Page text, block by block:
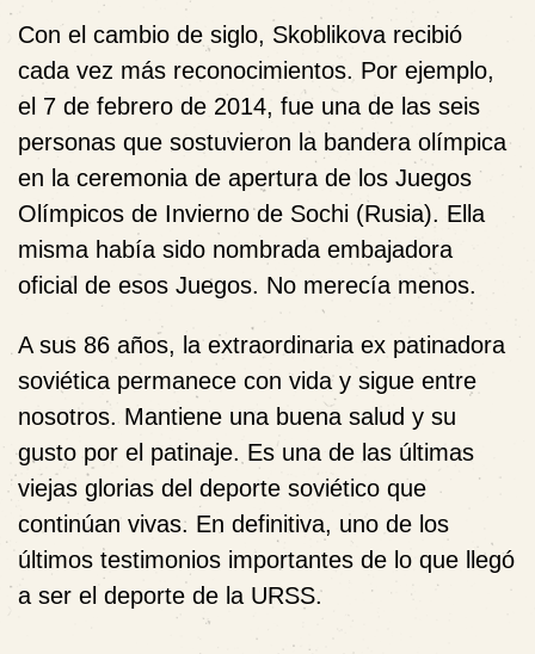
Con el cambio de siglo, Skoblikova recibió
cada vez más reconocimientos. Por ejemplo,
el 7 de febrero de 2014, fue una de las seis
personas que sostuvieron la bandera olímpica
en la ceremonia de apertura de los Juegos
Olímpicos de Invierno de Sochi (Rusia). Ella
misma había sido nombrada embajadora
oficial de esos Juegos. No merecía menos.
A sus 86 años, la extraordinaria ex patinadora
soviética permanece con vida y sigue entre
nosotros. Mantiene una buena salud y su
gusto por el patinaje. Es una de las últimas
viejas glorias del deporte soviético que
continúan vivas. En definitiva, uno de los
últimos testimonios importantes de lo que llegó
a ser el deporte de la URSS.